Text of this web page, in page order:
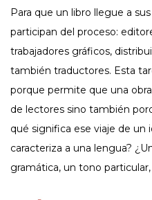
Para que un libro llegue a
participan del proceso:
trabajadores gráficos,
también traductores. Esta
porque permite que una
de lectores sino también
qué significa ese viaje de un
caracteriza a una lengua?
gramática, un tono